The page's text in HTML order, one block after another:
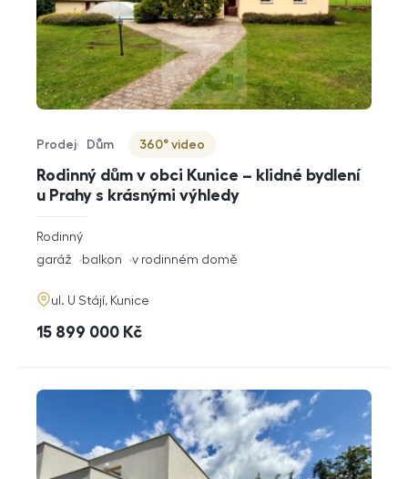
Rodinný dům v obci Kunice – klidné bydlení
u Prahy s krásnými výhledy
Typ nabídky
Prodej
Typ nemovitosti
Dům
Virtuální prohlídka
360° video
rozměry
dispozice
Rodinný
funkce
garáž balkon v rodinném domě
adresa
ul. U Stájí, Kunice
cena
15 899 000 Kč